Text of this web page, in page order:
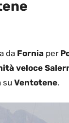
da Fornia per
veloce
su Ventotene.